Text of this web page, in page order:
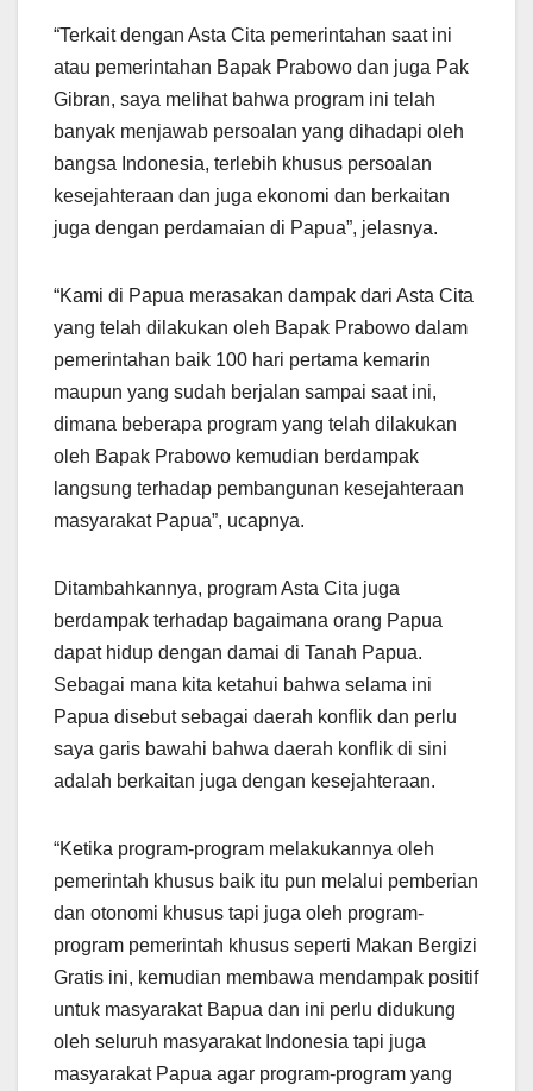
“Terkait dengan Asta Cita pemerintahan saat ini
atau pemerintahan Bapak Prabowo dan juga Pak
Gibran, saya melihat bahwa program ini telah
banyak menjawab persoalan yang dihadapi oleh
bangsa Indonesia, terlebih khusus persoalan
kesejahteraan dan juga ekonomi dan berkaitan
juga dengan perdamaian di Papua”, jelasnya.
“Kami di Papua merasakan dampak dari Asta Cita
yang telah dilakukan oleh Bapak Prabowo dalam
pemerintahan baik 100 hari pertama kemarin
maupun yang sudah berjalan sampai saat ini,
dimana beberapa program yang telah dilakukan
oleh Bapak Prabowo kemudian berdampak
langsung terhadap pembangunan kesejahteraan
masyarakat Papua”, ucapnya.
Ditambahkannya, program Asta Cita juga
berdampak terhadap bagaimana orang Papua
dapat hidup dengan damai di Tanah Papua.
Sebagai mana kita ketahui bahwa selama ini
Papua disebut sebagai daerah konflik dan perlu
saya garis bawahi bahwa daerah konflik di sini
adalah berkaitan juga dengan kesejahteraan.
“Ketika program-program melakukannya oleh
pemerintah khusus baik itu pun melalui pemberian
dan otonomi khusus tapi juga oleh program-
program pemerintah khusus seperti Makan Bergizi
Gratis ini, kemudian membawa mendampak positif
untuk masyarakat Bapua dan ini perlu didukung
oleh seluruh masyarakat Indonesia tapi juga
masyarakat Papua agar program-program yang